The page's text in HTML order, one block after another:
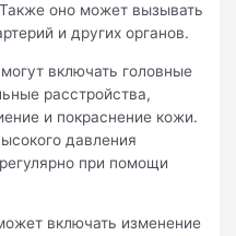
оно может вызывать
и других органов.
включать головные
расстройства,
и покраснение кожи.
давления
при помощи
включать изменение